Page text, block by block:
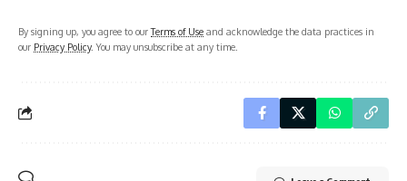
By signing up, you agree to ourTerms of Use and acknowledge the data practices in
our Privacy Policy. You may unsubscribe at any time.